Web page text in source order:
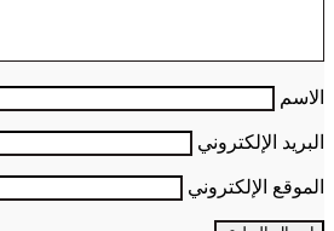
الاسم
البريد الإلكتروني
الموقع الإلكتروني